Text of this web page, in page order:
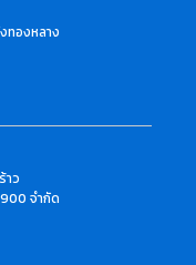
ทองหลาง
าว
จำกัด